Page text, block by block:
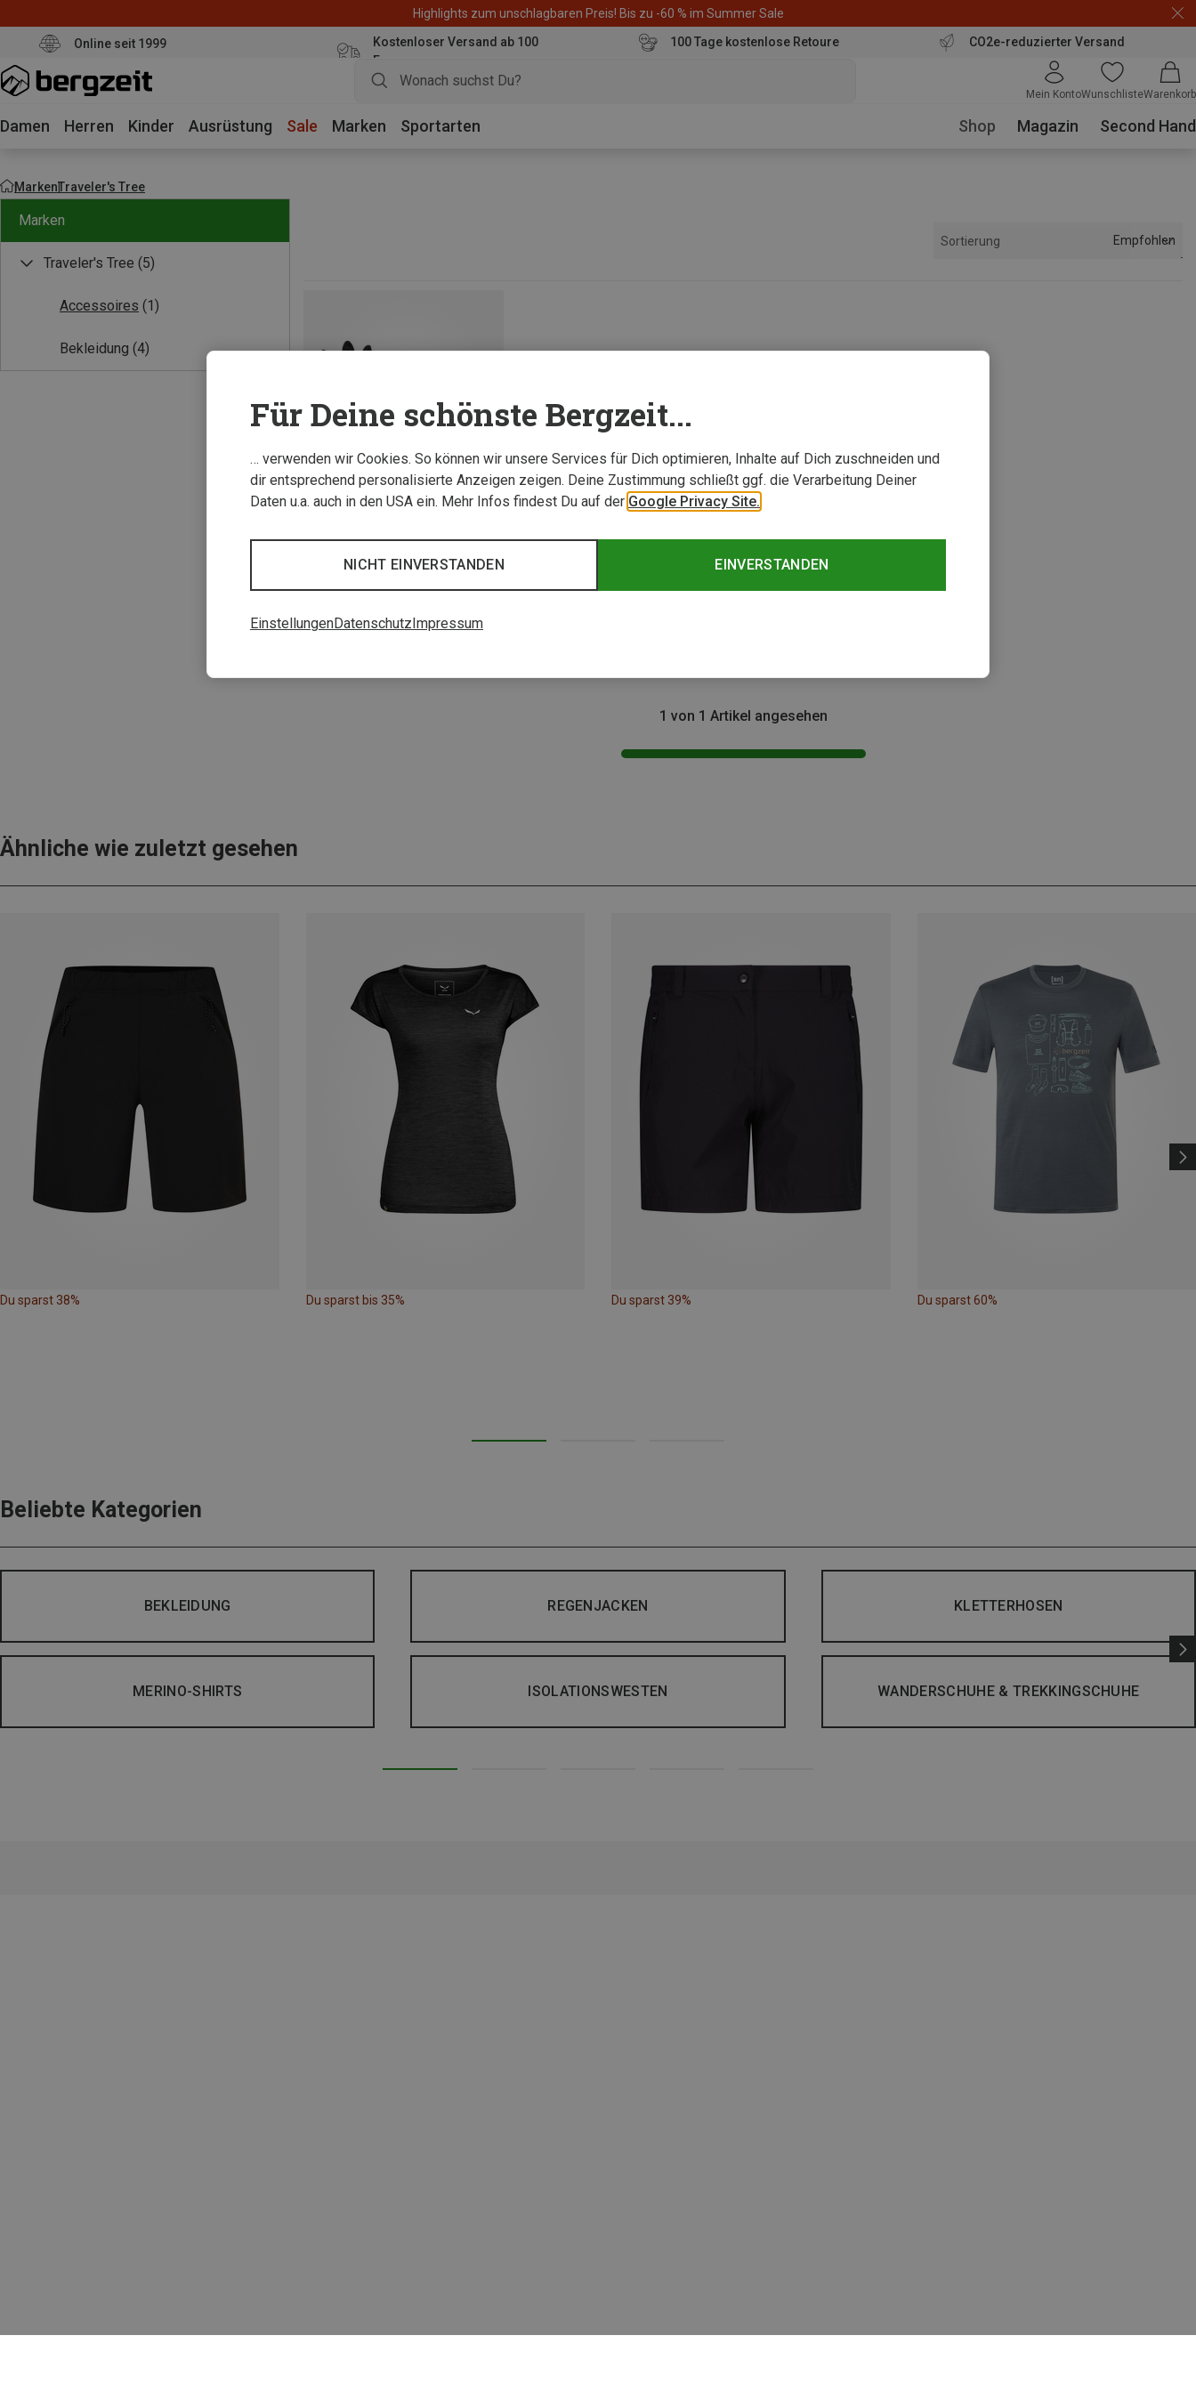
Highlights zum unschlagbaren Preis! Bis zu -60 % im Summer Sale
Online seit 1999
Kostenloser Versand ab 100
Euro
100 Tage kostenlose Retoure CO2e-reduzierter Versand
Mein KontoWunschlisteWarenkorb
Damen Herren Kinder Ausrüstung Sale Marken Sportarten Shop Magazin Second Hand
MarkenTraveler's Tree
Marken
Traveler's Tree (5)
Accessoires (1)
Bekleidung (4)
Sortierung Empfohlen
Liner Silk Handschuhe
1 von 1 Artikel angesehen
Ähnliche wie zuletzt gesehen
Du sparst 38% Du sparst bis 35% Du sparst 39% Du sparst 60%
Beliebte Kategorien
BEKLEIDUNG REGENJACKEN KLETTERHOSEN
MERINO-SHIRTS ISOLATIONSWESTEN WANDERSCHUHE & TREKKINGSCHUHE
Für Deine schönste Bergzeit...
… verwenden wir Cookies. So können wir unsere Services für Dich optimieren, Inhalte auf Dich zuschneiden und
dir entsprechend personalisierte Anzeigen zeigen. Deine Zustimmung schließt ggf. die Verarbeitung Deiner
Daten u.a. auch in den USA ein. Mehr Infos findest Du auf der Google Privacy Site.
EINVERSTANDEN
NICHT EINVERSTANDEN
EinstellungenDatenschutzImpressum